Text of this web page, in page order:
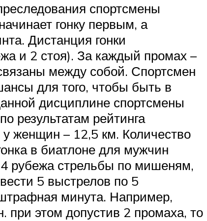
спортсмены
гонку первым, а
Дистанция гонки
и 2 стоя). За каждый промах –
между собой. Спортсмен
для того, чтобы быть в
дисциплине спортсмены
результатам рейтинга
женщин – 12,5 км. Количество
в биатлоне для мужчин
рубежа стрельбы по мишеням,
5 выстрелов по 5
минута. Например,
при этом допустив 2 промаха, то